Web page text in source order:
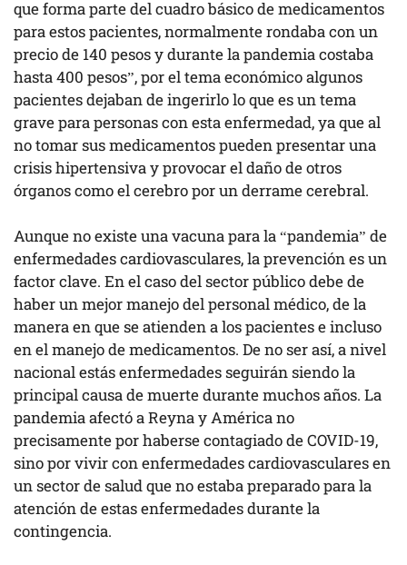
que forma parte del cuadro básico de medicamentos
para estos pacientes, normalmente rondaba con un
precio de 140 pesos y durante la pandemia costaba
hasta 400 pesos”, por el tema económico algunos
pacientes dejaban de ingerirlo lo que es un tema
grave para personas con esta enfermedad, ya que al
no tomar sus medicamentos pueden presentar una
crisis hipertensiva y provocar el daño de otros
órganos como el cerebro por un derrame cerebral.
Aunque no existe una vacuna para la “pandemia” de
enfermedades cardiovasculares, la prevención es un
factor clave. En el caso del sector público debe de
haber un mejor manejo del personal médico, de la
manera en que se atienden a los pacientes e incluso
en el manejo de medicamentos. De no ser así, a nivel
nacional estás enfermedades seguirán siendo la
principal causa de muerte durante muchos años. La
pandemia afectó a Reyna y América no
precisamente por haberse contagiado de COVID-19,
sino por vivir con enfermedades cardiovasculares en
un sector de salud que no estaba preparado para la
atención de estas enfermedades durante la
contingencia.